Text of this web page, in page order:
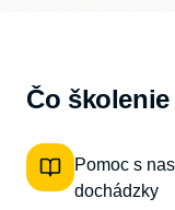
Čo
Pomoc s
dochádzky